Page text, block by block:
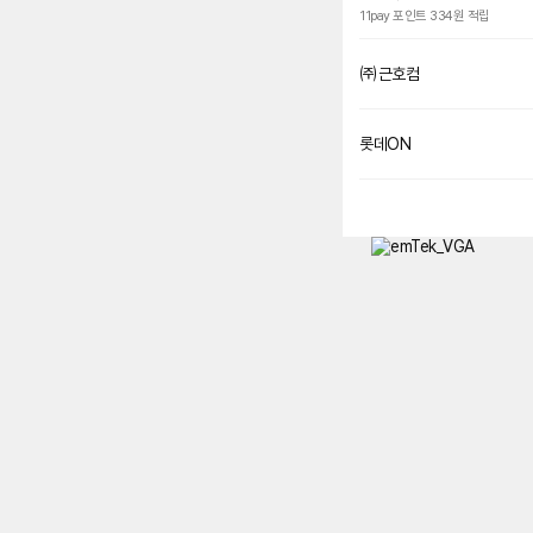
11pay 포인트 334원 적립
㈜근호컴
롯데ON